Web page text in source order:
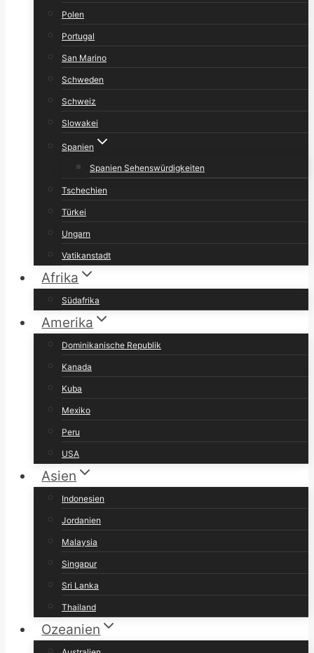
Polen
Portugal
San Marino
Schweden
Schweiz
Slowakei
Spanien
Spanien Sehenswürdigkeiten
Tschechien
Türkei
Ungarn
Vatikanstadt
Afrika
Südafrika
Amerika
Dominikanische Republik
Kanada
Kuba
Mexiko
Peru
USA
Asien
Indonesien
Jordanien
Malaysia
Singapur
Sri Lanka
Thailand
Ozeanien